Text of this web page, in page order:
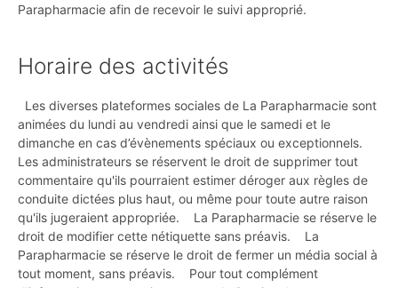
Parapharmacie afin de recevoir le suivi approprié.
Horaire des activités
Les diverses plateformes sociales de La Parapharmacie sont
animées du lundi au vendredi ainsi que le samedi et le
dimanche en cas d’évènements spéciaux ou exceptionnels.
Les administrateurs se réservent le droit de supprimer tout
commentaire qu'ils pourraient estimer déroger aux règles de
conduite dictées plus haut, ou même pour toute autre raison
qu'ils jugeraient appropriée. La Parapharmacie se réserve le
droit de modifier cette nétiquette sans préavis. La
Parapharmacie se réserve le droit de fermer un média social à
tout moment, sans préavis. Pour tout complément